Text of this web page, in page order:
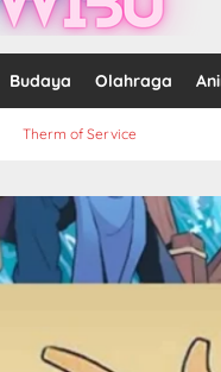
Budaya Olahraga
Therm of Service